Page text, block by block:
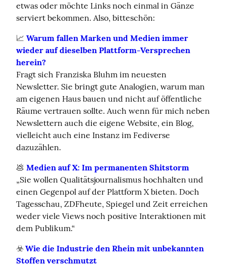
etwas oder möchte Links noch einmal in Gänze
serviert bekommen. Also, bitteschön:
📈 Warum fallen Marken und Medien immer
wieder auf dieselben Plattform-Versprechen
herein?
Fragt sich Franziska Bluhm im neuesten
Newsletter. Sie bringt gute Analogien, warum man
am eigenen Haus bauen und nicht auf öffentliche
Räume vertrauen sollte. Auch wenn für mich neben
Newslettern auch die eigene Website, ein Blog,
vielleicht auch eine Instanz im Fediverse
dazuzählen.
💩 Medien auf X: Im permanenten Shitstorm
„Sie wollen Qualitätsjournalismus hochhalten und
einen Gegenpol auf der Plattform X bieten. Doch
Tagesschau, ZDFheute, Spiegel und Zeit erreichen
weder viele Views noch positive Interaktionen mit
dem Publikum.“
☣️ Wie die Industrie den Rhein mit unbekannten
Stoffen verschmutzt